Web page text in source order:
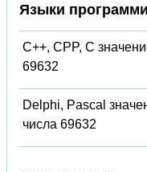
Языки
C++, CPP, C
69632
Delphi, Pascal
числа 69632